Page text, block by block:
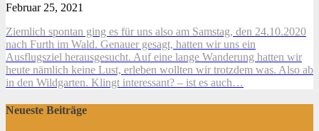
Februar 25, 2021
Ziemlich spontan ging es für uns also am Samstag, den 24.10.2020
nach Furth im Wald. Genauer gesagt, hatten wir uns ein
Ausflugsziel herausgesucht. Auf eine lange Wanderung hatten wir
heute nämlich keine Lust, erleben wollten wir trotzdem was. Also ab
in den Wildgarten. Klingt interessant? – ist es auch…
Neueste Beiträge